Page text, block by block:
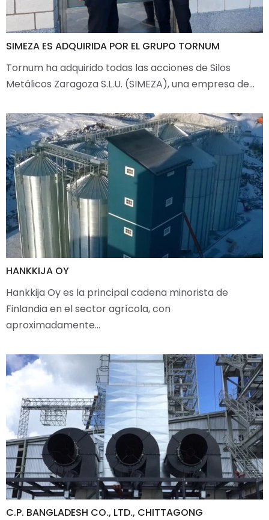
SIMEZA ES ADQUIRIDA POR EL GRUPO TORNUM
Tornum ha adquirido todas las acciones de Silos
Metálicos Zaragoza S.L.U. (SIMEZA), una empresa de…
HANKKIJA OY
Hankkija Oy es la principal cadena minorista de
Finlandia en el sector agrícola, con
aproximadamente…
C.P. BANGLADESH CO., LTD., CHITTAGONG